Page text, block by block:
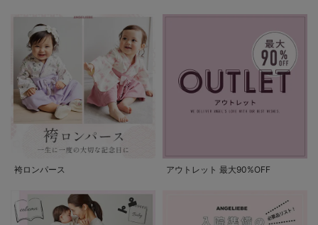
袴ロンパース アウトレット 最大90%OFF